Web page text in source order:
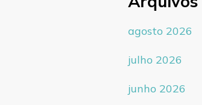
agosto 2026
julho 2026
junho 2026